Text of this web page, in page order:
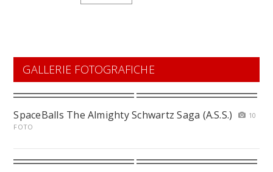
GALLERIE FOTOGRAFICHE
SpaceBalls The Almighty Schwartz Saga (A.S.S.)
10
FOTO